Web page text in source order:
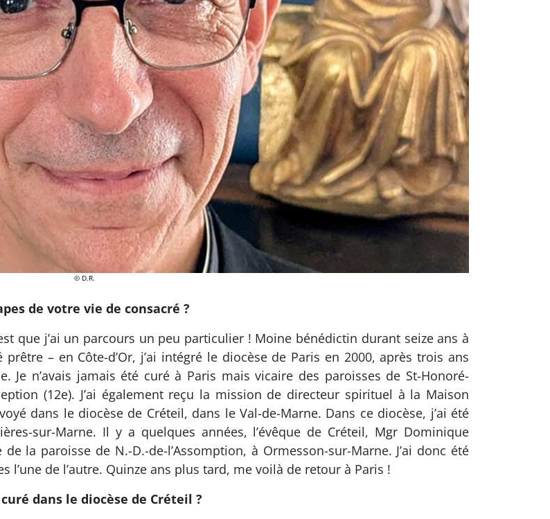
© D.R.
de votre vie de consacré ?
que j’ai un parcours un peu particulier ! Moine bénédictin durant seize ans à
prêtre – en Côte-d’Or, j’ai intégré le diocèse de Paris en 2000, après trois ans
Je n’avais jamais été curé à Paris mais vicaire des paroisses de St-Honoré-
(12e). J’ai également reçu la mission de directeur spirituel à la Maison
dans le diocèse de Créteil, dans le Val-de-Marne. Dans ce diocèse, j’ai été
sur-Marne. Il y a quelques années, l’évêque de Créteil, Mgr Dominique
la paroisse de N.-D.-de-l’Assomption, à Ormesson-sur-Marne. J’ai donc été
de l’autre. Quinze ans plus tard, me voilà de retour à Paris !
dans le diocèse de Créteil ?